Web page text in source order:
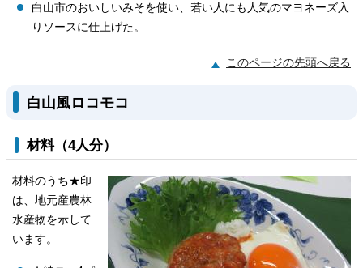
白山市のおいしいみそを使い、若い人にも人気のマヨネーズ入
りソースに仕上げた。
このページの先頭へ戻る
白山風ロコモコ
材料（4人分）
材料のうち★印
は、地元産農林
水産物を示して
います。